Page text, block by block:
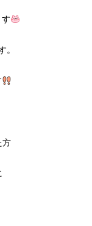
。
方